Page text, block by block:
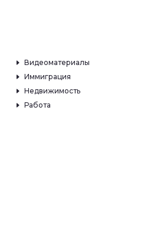
Видеоматериалы
Иммиграция
Недвижимость
Работа